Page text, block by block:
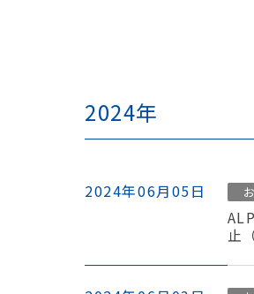
2024年
2024年06月05日
止